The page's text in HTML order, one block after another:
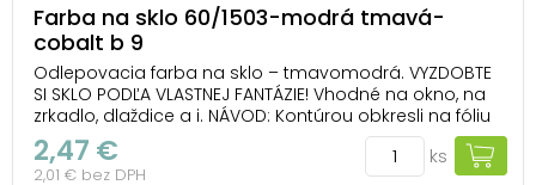
Farba na sklo 60/1503-modrá tmavá-
cobalt b 9
Odlepovacia farba na sklo – tmavomodrá. VYZDOBTE
SI SKLO PODĽA VLASTNEJ FANTÁZIE! Vhodné na okno, na
zrkadlo, dlaždice a i. NÁVOD: Kontúrou obkresli na fóliu
obrázok, nechaj ho 1-2 hodiny zaschnúť. Vyfarbi a po
24 hodinách ho opatrne odlep z fólie a umiestni ho na
zvolený povrch. Farba je ľ...
2,47 €
2,01 € bez DPH
ks